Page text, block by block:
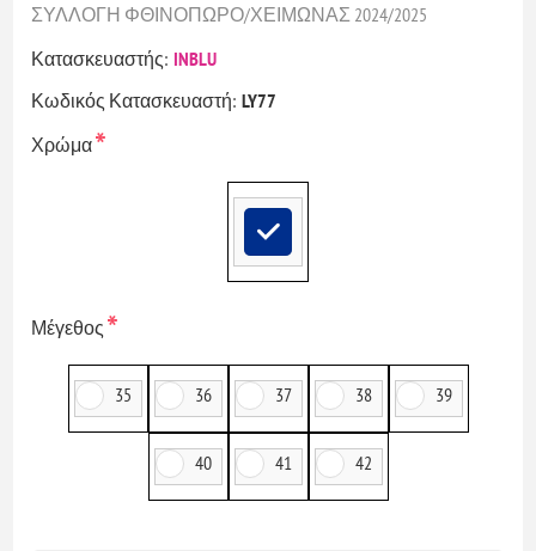
ΣΥΛΛΟΓΗ ΦΘΙΝΟΠΩΡΟ/ΧΕΙΜΩΝΑΣ 2024/2025
Κατασκευαστής: INBLU
Κωδικός Κατασκευαστή: LY77
Χρώμα*
Μέγεθος*
35 36 37 38 39
40 41 42